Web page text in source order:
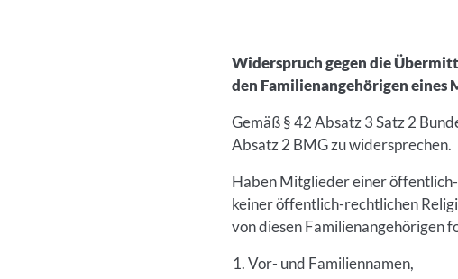
Widerspruch gegen die
den Familienangehörigen eines
Gemäß § 42 Absatz 3 Satz 2
Absatz 2 BMG zu widersprechen.
Haben Mitglieder einer
keiner öffentlich-rechtlichen
von diesen Familienangehörigen
Vor- und Familiennamen,